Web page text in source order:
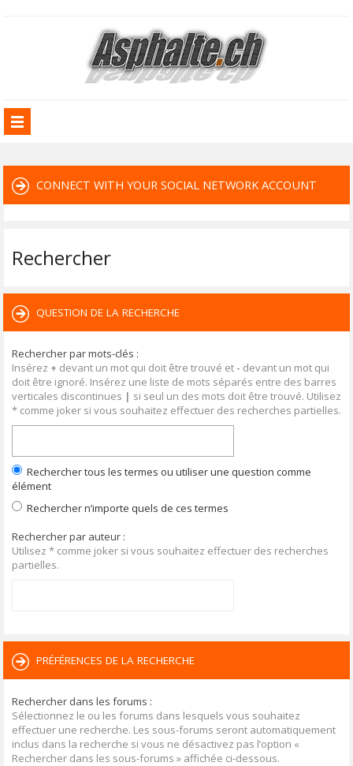
CONNECT WITH YOUR SOCIAL NETWORK ACCOUNT
Rechercher
QUESTION DE LA RECHERCHE
Rechercher par mots-clés :
Insérez + devant un mot qui doit être trouvé et - devant un mot qui
doit être ignoré. Insérez une liste de mots séparés entre des barres
verticales discontinues | si seul un des mots doit être trouvé. Utilisez
* comme joker si vous souhaitez effectuer des recherches partielles.
Rechercher tous les termes ou utiliser une question comme
élément
Rechercher n’importe quels de ces termes
Rechercher par auteur :
Utilisez * comme joker si vous souhaitez effectuer des recherches
partielles.
PRÉFÉRENCES DE LA RECHERCHE
Rechercher dans les forums :
Sélectionnez le ou les forums dans lesquels vous souhaitez
effectuer une recherche. Les sous-forums seront automatiquement
inclus dans la recherche si vous ne désactivez pas l’option «
Rechercher dans les sous-forums » affichée ci-dessous.